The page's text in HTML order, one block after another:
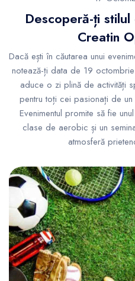
Descoperă-ți
Creatin
Dacă ești în căutarea unui
notează-ți data de 19
aduce o zi plină de activități
pentru toți cei pasionați de
Evenimentul promite să fie
clase de aerobic și un
atmosferă